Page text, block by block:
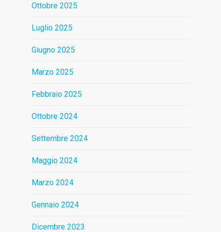
Ottobre 2025
Luglio 2025
Giugno 2025
Marzo 2025
Febbraio 2025
Ottobre 2024
Settembre 2024
Maggio 2024
Marzo 2024
Gennaio 2024
Dicembre 2023